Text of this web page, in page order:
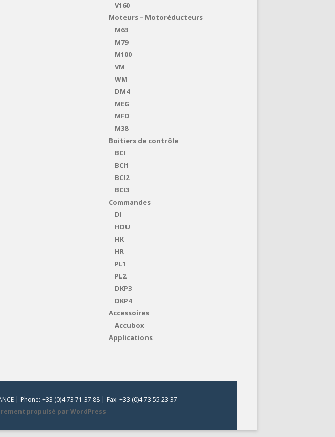
V160
Moteurs – Motoréducteurs
M63
M79
M100
VM
WM
DM4
MEG
MFD
M38
Boitiers de contrôle
BCI
BCI1
BCI2
BCI3
Commandes
DI
HDU
HK
HR
PL1
PL2
DKP3
DKP4
Accessoires
Accubox
Applications
| Phone: +33 (0)4 73 71 37 88 | Fax: +33 (0)4 73 55 23 37
propulsé par WordPress